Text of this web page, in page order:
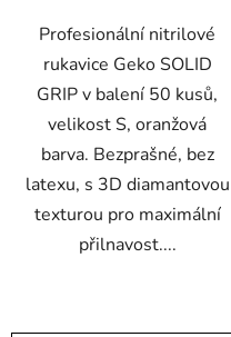
Profesionální nitrilové
rukavice Geko SOLID
GRIP v balení 50 kusů,
velikost S, oranžová
barva. Bezprašné, bez
latexu, s 3D diamantovou
texturou pro maximální
přilnavost....